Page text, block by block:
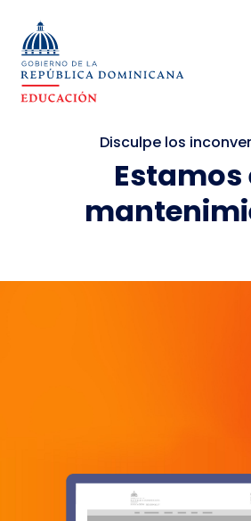
Disculpe los
Estamos